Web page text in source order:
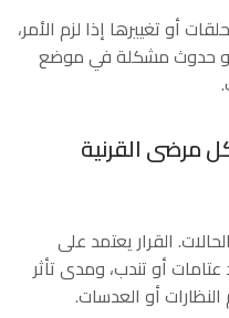
أو تغييرها إذا لزم الأمر،
حدوث مشكلة في موضع
مرضى القرنية
القرار يعتمد على
أو تندب، ومدى تأثر
أو العدسات.